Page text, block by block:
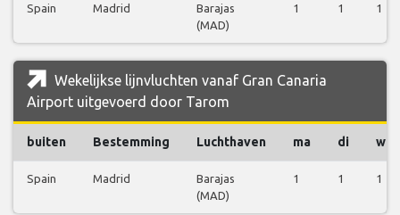
Spain Madrid
Barajas
(MAD)
1 1 1
Wekelijkse lijnvluchten vanaf Gran Canaria
Airport uitgevoerd door Tarom
buiten Bestemming Luchthaven ma di wo
Spain Madrid
Barajas
(MAD)
1 1 1